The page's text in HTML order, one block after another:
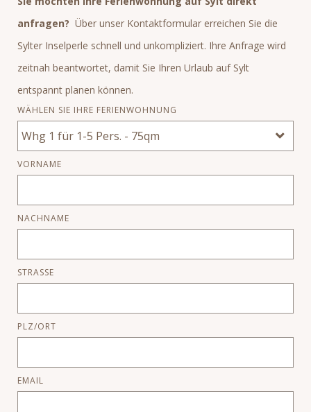
anfragen? Über unser Kontaktformular erreichen Sie die
Sylter Inselperle schnell und unkompliziert. Ihre Anfrage wird
zeitnah beantwortet, damit Sie Ihren Urlaub auf Sylt
entspannt planen können.
WÄHLEN SIE IHRE FERIENWOHNUNG
VORNAME
NACHNAME
STRASSE
PLZ/ORT
EMAIL